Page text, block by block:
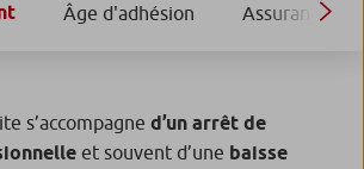
Âge d'adhésion Assurance vie
s’accompagne d’un arrêt de
et souvent d’une baisse